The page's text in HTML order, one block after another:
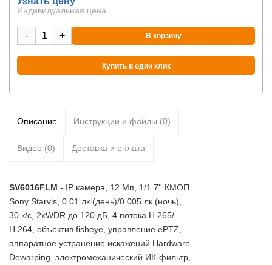
Индивидуальная цена
- + В корзину
Купить в один клик
Описание Инструкции и файлы (0)
Видео (0) Доставка и оплата
SV6016FLM - IP камера, 12 Мп, 1/1.7'' КМОП
Sony Starvis, 0.01 лк (день)/0.005 лк (ночь),
30 к/с, 2xWDR до 120 дБ, 4 потока H.265/
Н.264, объектив fisheye, управление ePTZ,
аппаратное устранение искажений Hardware
Dewarping, электромеханический ИК-фильтр,